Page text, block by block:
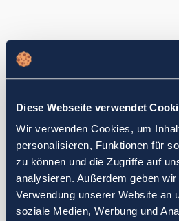
Diese Webseite verwendet
Wir verwenden Cookies, um
personalisieren, Funktionen für
zu können und die Zugriffe auf
analysieren. Außerdem geben
Verwendung unserer Website an
soziale Medien, Werbung und